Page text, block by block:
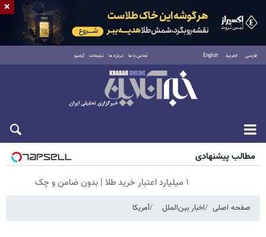
فارسی العربية English تماس با ما درباره ما تبلیغات آرشیو
جمعه ۱۶ مرداد ۱۴۰۵
مطالب پیشنهادی
۱ میلیارد اعتبار خرید طلا | بدون ضامن و چک
صفحه اصلی اخبار بین‌الملل آمریکا
×